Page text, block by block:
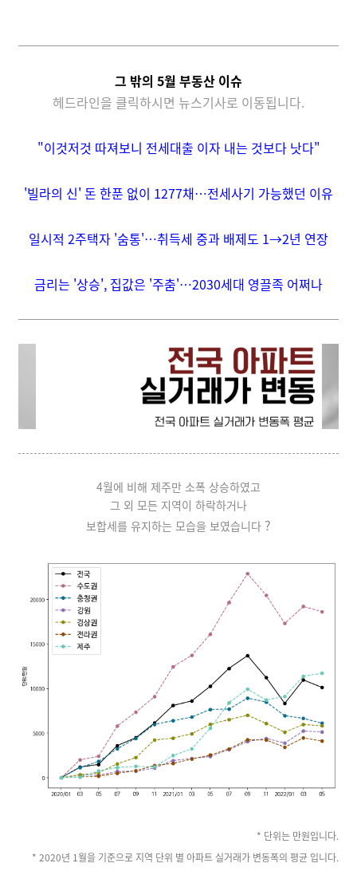
그 밖의 5월 부동산 이슈
헤드라인을 클릭하시면 뉴스기사로 이동됩니다.
"이것저것 따져보니 전세대출 이자 내는 것보다 낫다"
'빌라의 신' 돈 한푼 없이 1277채…전세사기 가능했던 이유
일시적 2주택자 '숨통'…취득세 중과 배제도 1→2년 연장
금리는 '상승', 집값은 '주춤'…2030세대 영끌족 어쩌나
4월에 비해 제주만 소폭 상승하였고
그 외 모든 지역이 하락하거나
보합세를 유지하는 모습을 보였습니다 ?
* 단위는 만원입니다.
* 2020년 1월을 기준으로 지역 단위 별 아파트 실거래가 변동폭의 평균 입니다.